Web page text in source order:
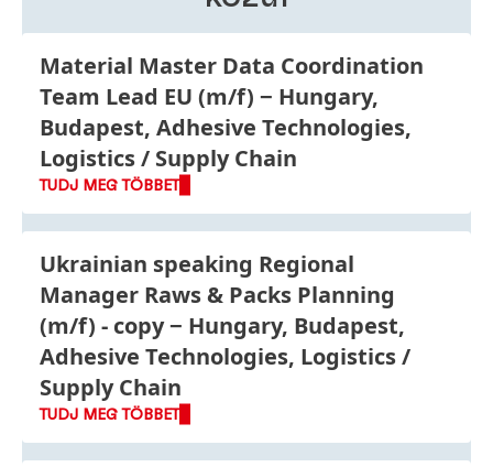
Material Master Data Coordination
Team Lead EU (m/f)
Hungary,
Budapest, Adhesive Technologies,
Logistics / Supply Chain
TUDJ MEG TÖBBET
Ukrainian speaking Regional
Manager Raws & Packs Planning
(m/f) - copy
Hungary, Budapest,
Adhesive Technologies, Logistics /
Supply Chain
TUDJ MEG TÖBBET